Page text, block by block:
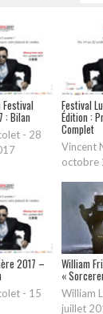
: Bilan
- 28
Festival
Édition :
Complet
Vincent
octobre
2017 –
- 15
William
«
William
juillet